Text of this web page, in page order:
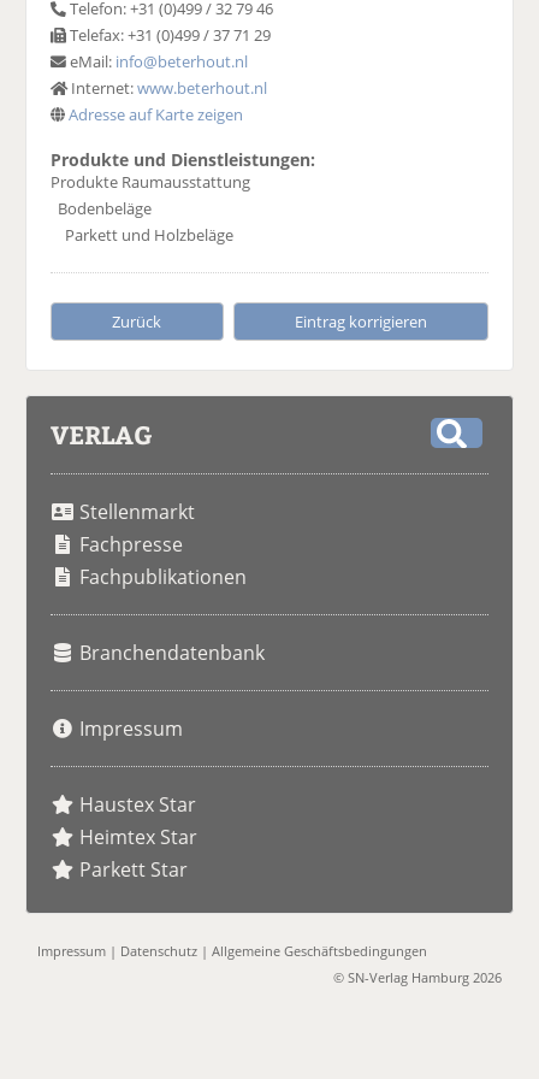
Telefon: +31 (0)499 / 32 79 46
Telefax: +31 (0)499 / 37 71 29
eMail: info@beterhout.nl
Internet:www.beterhout.nl
Adresse auf Karte zeigen
Produkte und Dienstleistungen:
Produkte Raumausstattung
Bodenbeläge
Parkett und Holzbeläge
Zurück Eintrag korrigieren
VERLAG
Stellenmarkt
Fachpresse
Fachpublikationen
Branchendatenbank
Impressum
Haustex Star
Heimtex Star
Parkett Star
Impressum | Datenschutz |Allgemeine Geschäftsbedingungen
© SN-Verlag Hamburg 2026